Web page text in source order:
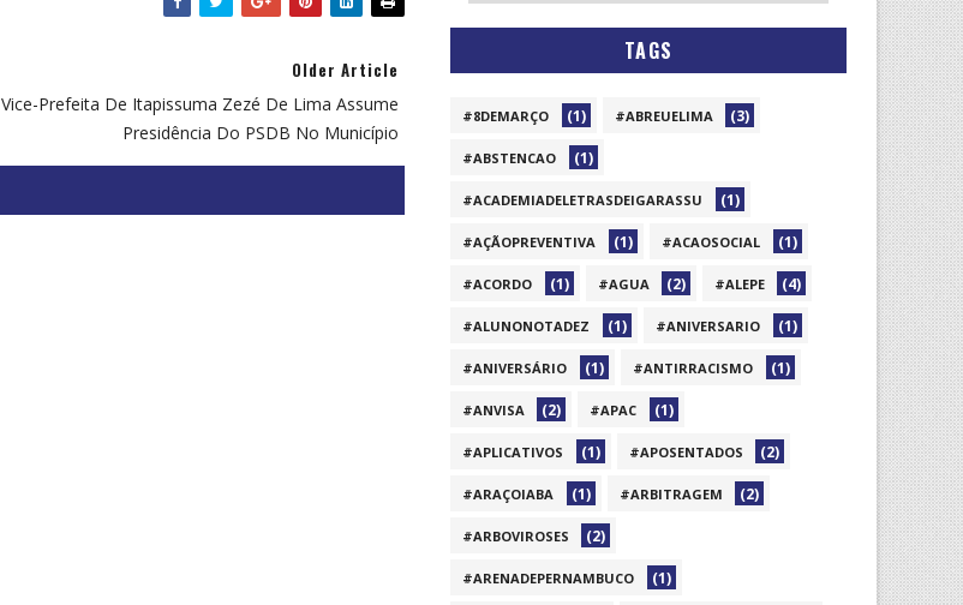
Older Article
Vice-Prefeita De Itapissuma Zezé De Lima Assume
Presidência Do PSDB No Município
TAGS
#8DEMARÇO (1) #ABREUELIMA (3)
#ABSTENCAO (1)
#ACADEMIADELETRASDEIGARASSU (1)
#AÇÃOPREVENTIVA (1) #ACAOSOCIAL (1)
#ACORDO (1) #AGUA (2) #ALEPE (4)
#ALUNONOTADEZ (1) #ANIVERSARIO (1)
#ANIVERSÁRIO (1) #ANTIRRACISMO (1)
#ANVISA (2) #APAC (1)
#APLICATIVOS (1) #APOSENTADOS (2)
#ARAÇOIABA (1) #ARBITRAGEM (2)
#ARBOVIROSES (2)
#ARENADEPERNAMBUCO (1)